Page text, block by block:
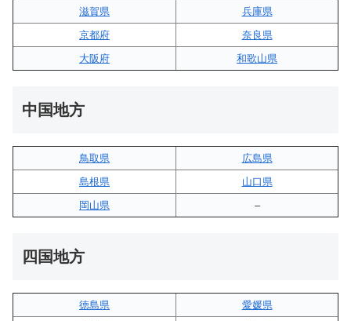
滋賀県
兵庫県
京都府
奈良県
大阪府
和歌山県
中国地方
鳥取県
広島県
島根県
山口県
岡山県
–
四国地方
徳島県
愛媛県